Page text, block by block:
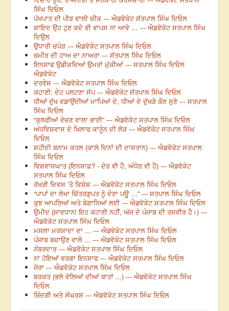
ਸਿੰਘ ਦਿਓਲ
ਪੱਖਪਾਤ ਦੀ ਪੀੜ ਵਾਲੀ ਚੀਕ --- ਐਡਵੋਕੇਟ ਸੱਤਪਾਲ ਸਿੰਘ ਦਿਓਲ
ਸ਼ਾਇਦ ਉਹ ਹੁਣ ਕਦੇ ਵੀ ਵਾਪਸ ਨਾ ਆਵੇ ... --- ਐਡਵੋਕੇਟ ਸਤਪਾਲ ਸਿੰਘ
ਦਿਉਲ
ਉਧਾਰੀ ਚਪੇੜ --- ਐਡਵੋਕੇਟ ਸਤਪਾਲ ਸਿੰਘ ਦਿਓਲ
ਜ਼ਮੀਰ ਦੀ ਹਾਅ ਦਾ ਨਾਅਰਾ --- ਸੱਤਪਾਲ ਸਿੰਘ ਦਿਓਲ
ਇਨਸਾਫ ਉਡੀਕਦਿਆਂ ਉਮਰਾਂ ਮੁੱਕੀਆਂ --- ਸਤਪਾਲ ਸਿੰਘ ਦਿਓਲ
ਐਡਵੋਕੇਟ
ਦਰਵੇਸ਼ --- ਐਡਵੋਕੇਟ ਸਤਪਾਲ ਸਿੰਘ ਦਿਓਲ
ਕਹਾਣੀ: ਦੇਹ ਪਲਟਣਾ ਸੱਪ --- ਐਡਵੋਕੇਟ ਸੱਤਪਾਲ ਸਿੰਘ ਦਿਓਲ
ਧੀਆਂ ਦੁੱਖ ਵਡਾਉਂਦੀਆਂ ਮਾਪਿਆਂ ਦੇ, ਧੀਆਂ ਦੇ ਦੁੱਖੜੇ ਕੌਣ ਸੁਣੇ --- ਸਤਪਾਲ
ਸਿੰਘ ਦਿਓਲ
“ਕੁਲਫੀਆਂ ਵੇਚਣ ਵਾਲਾ ਭਾਈ” --- ਐਡਵੋਕੇਟ ਸਤਪਾਲ ਸਿੰਘ ਦਿਓਲ
ਅੰਧਵਿਸ਼ਵਾਸ ਦੇ ਖਿਲਾਫ ਕਾਨੂੰਨ ਦੀ ਲੋੜ --- ਐਡਵੋਕੇਟ ਸਤਪਾਲ ਸਿੰਘ
ਦਿਓਲ
ਸ਼ਹੀਦੀ ਬਨਾਮ ਕਤਲ (ਕਾਲ਼ੇ ਦਿਨਾਂ ਦੀ ਦਾਸਤਾਨ) --- ਐਡਵੋਕੇਟ ਸਤਪਾਲ
ਸਿੰਘ ਦਿਓਲ
ਵਿਸ਼ਵਾਸਘਾਤ (ਇਨਸਾਫ਼? - ਦੇਰ ਵੀ ਹੈ, ਅੰਧੇਰ ਵੀ ਹੈ) --- ਐਡਵੋਕੇਟ
ਸਤਪਾਲ ਸਿੰਘ ਦਿਓਲ
ਰੱਖੜੀ ਦਿਵਸ ’ਤੇ ਵਿਸ਼ੇਸ਼ --- ਐਡਵੋਕੇਟ ਸਤਪਾਲ ਸਿੰਘ ਦਿਓਲ
“ਪਾਪਾਂ ਦਾ ਲੇਖਾ ਚਿੱਤਰਗੁਪਤ ਨੂੰ ਦੇਣਾ ਪਊ …” --- ਸਤਪਾਲ ਸਿੰਘ ਦਿਓਲ
ਕੁਝ ਆਪਣਿਆਂ ਅਤੇ ਬੇਗਾਨਿਆਂ ਲਈ --- ਐਡਵੋਕੇਟ ਸਤਪਾਲ ਸਿੰਘ ਦਿਓਲ
ਉਮੀਦ (ਸਾਵਧਾਨ! ਇਹ ਕਹਾਣੀ ਨਹੀਂਂ, ਅੱਜ ਦੇ ਪੰਜਾਬ ਦੀ ਤਸਵੀਰ ਹੈ।) ---
ਐਡਵੋਕੇਟ ਸਤਪਾਲ ਸਿੰਘ ਦਿਓਲ
ਮਸਲਾ ਮਰਯਾਦਾ ਦਾ ... --- ਐਡਵੋਕੇਟ ਸਤਪਾਲ ਸਿੰਘ ਦਿਓਲ
ਪੰਜਾਬ ਬਚਾਉਣ ਵਾਲੇ ... --- ਐਡਵੋਕੇਟ ਸਤਪਾਲ ਸਿੰਘ ਦਿਓਲ
ਨੰਬਰਦਾਰ --- ਐਡਵੋਕੇਟ ਸਤਪਾਲ ਸਿੰਘ ਦਿਓਲ
ਨਾ ਹੋਇਆਂ ਵਰਗਾ ਇਨਸਾਫ --- ਐਡਵੋਕੇਟ ਸਤਪਾਲ ਸਿੰਘ ਦਿਓਲ
ਜੇਰਾ --- ਐਡਵੋਕੇਟ ਸਤਪਾਲ ਸਿੰਘ ਦਿਓਲ
ਬਰਕਤ (ਭਲੇ ਵੇਲਿਆਂ ਦੀਆਂ ਬਾਤਾਂ ...) --- ਐਡਵੋਕੇਟ ਸਤਪਾਲ ਸਿੰਘ
ਦਿਓਲ
ਜ਼ਿੰਦਗੀ ਅਤੇ ਸੰਘਰਸ਼ --- ਐਡਵੋਕੇਟ ਸਤਪਾਲ ਸਿੰਘ ਦਿਓਲ